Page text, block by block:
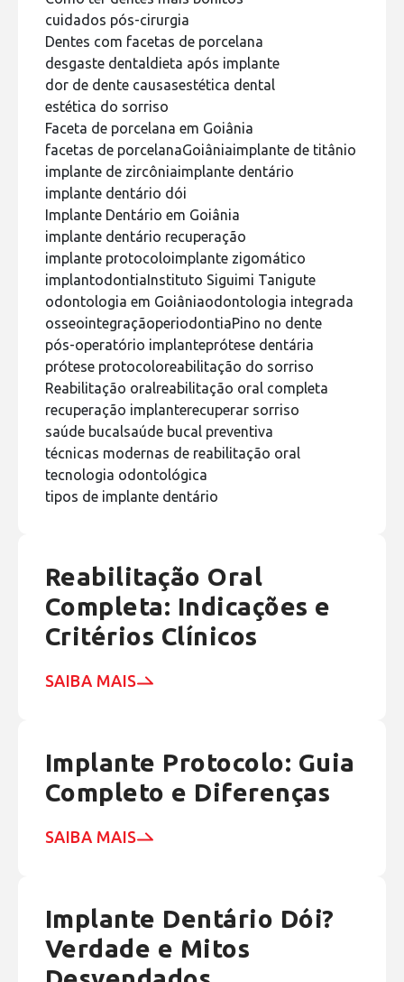
cuidados pós-cirurgia
Dentes com facetas de porcelana
desgaste dentaldieta após implante
dor de dente causasestética dental
estética do sorriso
Faceta de porcelana em Goiânia
facetas de porcelanaGoiâniaimplante de titânio
implante de zircôniaimplante dentário
implante dentário dói
Implante Dentário em Goiânia
implante dentário recuperação
implante protocoloimplante zigomático
implantodontiaInstituto Siguimi Tanigute
odontologia em Goiâniaodontologia integrada
osseointegraçãoperiodontiaPino no dente
pós-operatório implanteprótese dentária
prótese protocoloreabilitação do sorriso
Reabilitação oralreabilitação oral completa
recuperação implanterecuperar sorriso
saúde bucalsaúde bucal preventiva
técnicas modernas de reabilitação oral
tecnologia odontológica
tipos de implante dentário
Reabilitação Oral
Completa: Indicações e
Critérios Clínicos
SAIBA MAIS
Implante Protocolo: Guia
Completo e Diferenças
SAIBA MAIS
Implante Dentário Dói?
Verdade e Mitos